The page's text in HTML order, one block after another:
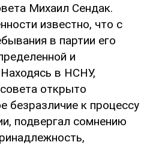
Михаил Сендак.
известно, что с
в партии его
и
в НСНУ,
открыто
безразличие к процессу
подвергал сомнению